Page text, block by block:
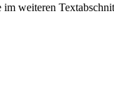
weiteren